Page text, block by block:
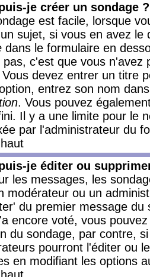
je créer un sondage ?
est facile, lorsque
sujet, si vous en avez
dans le formulaire en
pas, c'est que vous
devez entrer un titre
entrez son nom
. Vous pouvez
Il y a une limite pour le
par l'administrateur du
je éditer ou
les messages, les
modérateur ou un
du premier message
encore voté, vous
du sondage, par contre,
pourront l'éditer ou
en modifiant les options